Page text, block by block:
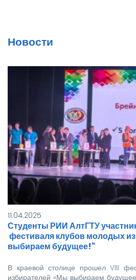
15:00 - 2-4 курсы РИИ АлтГТУ
Необходимые документы:
• Паспорт и его копия
• Медицинская справка
(флюорография (копия), кровь на
RW, осмотр на чесотку и педикулез)
• Для первокурсников — два фото
3х4
Важно: студенты, не достигшие 18 лет,
должны явиться на заселение в
сопровождении родителей.
Если у вас возникли вопросы,
обращайтесь по телефону: 8-385-
57-5-98-65.
Ждем вас!
Новости
11.04.2025
Студенты РИИ АлтГТУ
фестиваля клубов молодых
выбираем будущее!"
В краевой столице прошел VIII
избирателей «Мы выбираем